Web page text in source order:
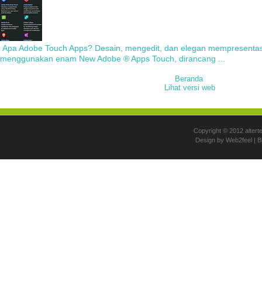
Apa Adobe Touch Apps? Desain, mengedit, dan elegan
menggunakan enam New Adobe ® Apps Touch, dirancang ...
Beranda
Lihat versi web
Copyright © 2012
Design byWeb2feel |